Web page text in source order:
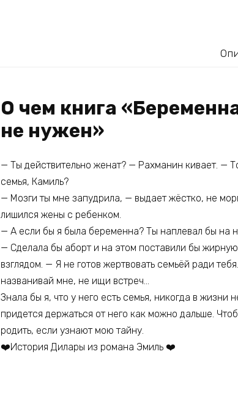
О чем книга
не нужен»
— Ты действительно женат? — Рахманин кивает. —
семья, Камиль?
— Мозги ты мне запудрила, — выдает жёстко, не
лишился жены с ребенком.
— А если бы я была беременна? Ты наплевал бы на
— Сделала бы аборт и на этом поставили бы
взглядом. — Я не готов жертвовать семьёй ради
названивай мне, не ищи встреч…
Знала бы я, что у него есть семья, никогда в
придется держаться от него как можно дальше.
родить, если узнают мою тайну.
❤️История Дилары из романа Эмиль ❤️